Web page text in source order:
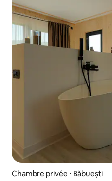
Chambre privée ⋅ Băbuești